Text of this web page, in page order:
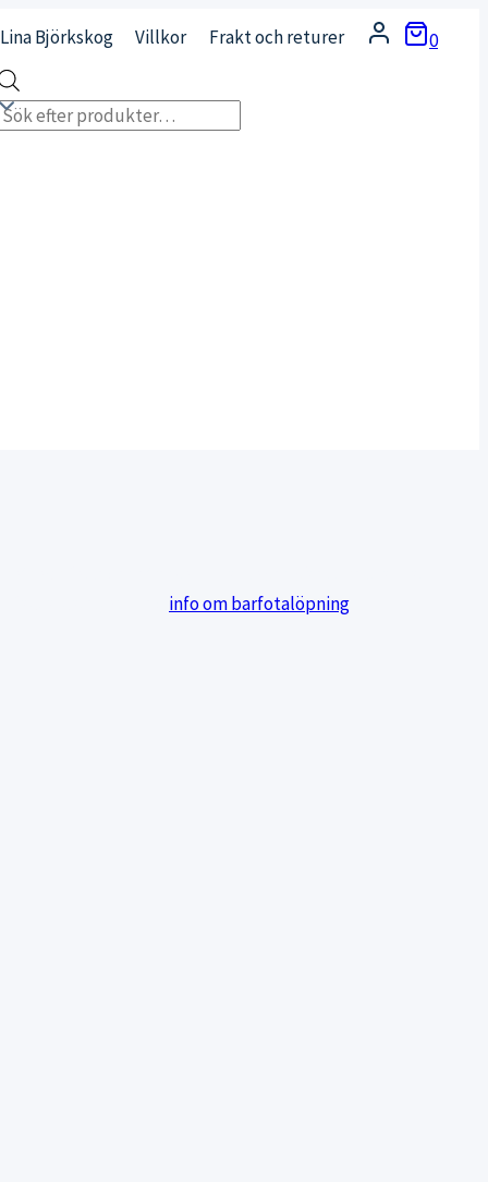
Björkskog Villkor Frakt och returer 0
Products
search
info om barfotalöpning